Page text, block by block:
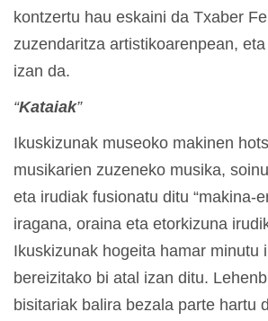
kontzertu hau eskaini da Txaber
zuzendaritza artistikoarenpean,
izan da.
“Kataiak”
Ikuskizunak museoko makinen
musikarien zuzeneko musika,
eta irudiak fusionatu ditu “makina-
iragana, oraina eta etorkizuna
Ikuskizunak hogeita hamar minutu
bereizitako bi atal izan ditu.
bisitariak balira bezala parte hartu